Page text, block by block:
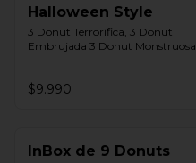
Halloween Style
3 Donut Terrorífica, 3 Donut
Embrujada 3 Donut Monstruosa
$9.990
InBox de 9 Donuts